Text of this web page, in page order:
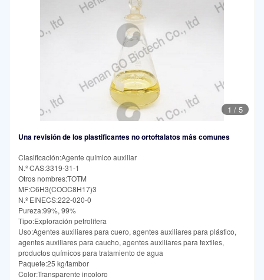
1 / 5
Una revisión de los plastificantes no ortoftalatos más comunes
Clasificación:Agente químico auxiliar
N.º CAS:3319-31-1
Otros nombres:TOTM
MF:C6H3(COOC8H17)3
N.º EINECS:222-020-0
Pureza:99%, 99%
Tipo:Exploración petrolífera
Uso:Agentes auxiliares para cuero, agentes auxiliares para plástico,
agentes auxiliares para caucho, agentes auxiliares para textiles,
productos químicos para tratamiento de agua
Paquete:25 kg/tambor
Color:Transparente incoloro